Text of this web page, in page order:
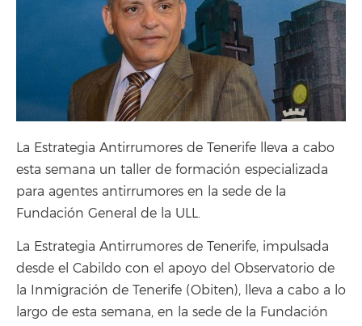
La Estrategia Antirrumores de Tenerife lleva a cabo
esta semana un taller de formación especializada
para agentes antirrumores en la sede de la
Fundación General de la ULL.
La Estrategia Antirrumores de Tenerife, impulsada
desde el Cabildo con el apoyo del Observatorio de
la Inmigración de Tenerife (Obiten), lleva a cabo a lo
largo de esta semana, en la sede de la Fundación